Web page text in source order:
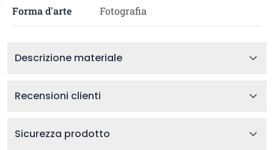
Forma d'arte Fotografia
Descrizione materiale
Recensioni clienti
Sicurezza prodotto